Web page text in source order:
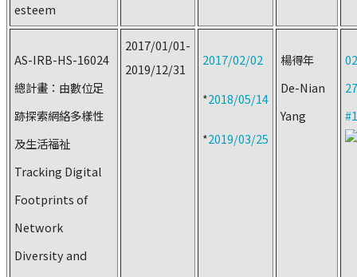
esteem
AS-IRB-HS-16024
總計畫：由數位足
跡探索網絡多樣性
及生活福祉
Tracking Digital
Footprints of
Network
Diversity and
2017/01/01-
2019/12/31
2017/02/02
*2018/05/14
*2019/03/25
楊得年
De-Nian
Yang